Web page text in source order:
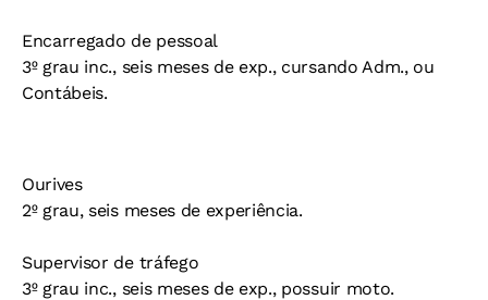
Encarregado de pessoal
3º grau inc., seis meses de exp., cursando Adm., ou
Contábeis.
Ourives
2º grau, seis meses de experiência.
Supervisor de tráfego
3º grau inc., seis meses de exp., possuir moto.